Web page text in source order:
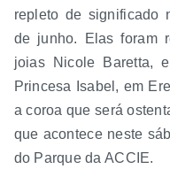
repleto de significado
de junho. Elas foram
joias Nicole Baretta,
Princesa Isabel, em
a coroa que será
que acontece neste
do Parque da ACCIE.